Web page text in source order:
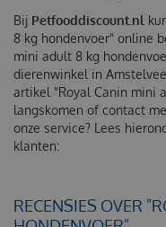
Bij Petfooddiscount.nl
8 kg hondenvoer" online
mini adult 8 kg
dierenwinkel in
artikel "Royal Canin mini
langskomen of contact
onze service? Lees
klanten:
RECENSIES OVER